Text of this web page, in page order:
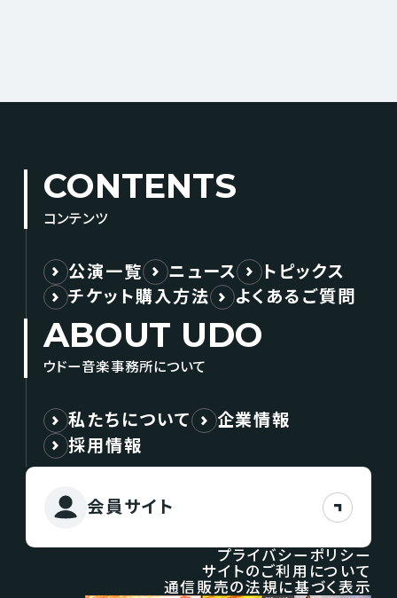
CONTENTS
コンテンツ
公演一覧 ニュース
トピックス
チケット購入方法
よくあるご質問
ABOUT UDO
ウドー音楽事務所について
私たちについて
企業情報
採用情報
会員サイト
プライバシーポリシー
サイトのご利用について
通信販売の法規に基づく表示